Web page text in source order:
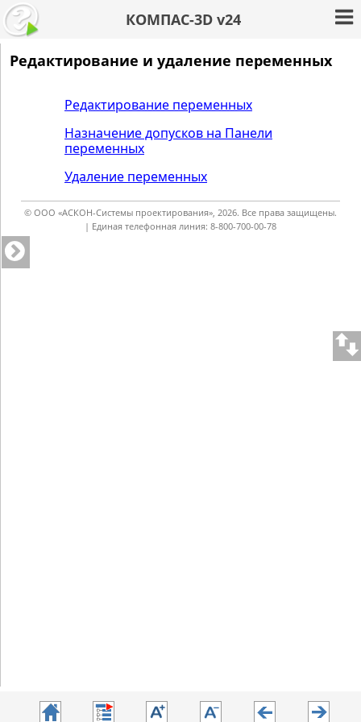
КОМПАС-3D v24
Редактирование и удаление переменных
Редактирование переменных
Назначение допусков на Панели
переменных
Удаление переменных
© ООО «АСКОН-Системы проектирования», 2026. Все права защищены.
| Единая телефонная линия: 8-800-700-00-78